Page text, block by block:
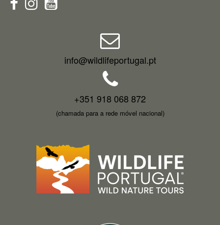
info@wildlifeportugal.pt
+351 918 068 872
(chamada para a rede móvel nacional)